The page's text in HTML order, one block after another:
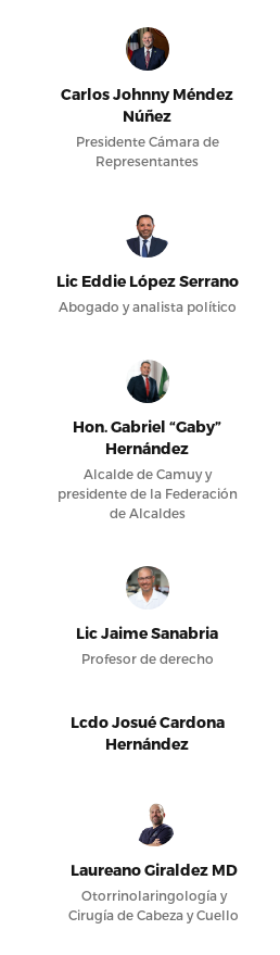
Carlos Johnny Méndez
Núñez
Presidente Cámara de
Representantes
Lic Eddie López Serrano
Abogado y analista político
Hon. Gabriel “Gaby”
Hernández
Alcalde de Camuy y
presidente de la Federación
de Alcaldes
Lic Jaime Sanabria
Profesor de derecho
Lcdo Josué Cardona
Hernández
Laureano Giraldez MD
Otorrinolaringología y
Cirugía de Cabeza y Cuello